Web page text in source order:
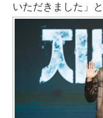
いただきました」と